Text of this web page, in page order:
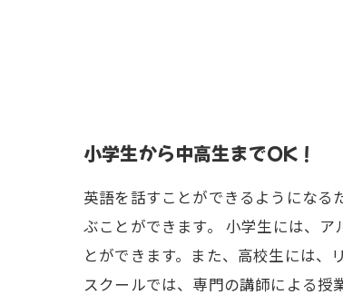
小学生から中高生までOK！
英語を話すことができるようになる
ぶことができます。 小学生には、
とができます。また、高校生には、
スクールでは、専門の講師による授